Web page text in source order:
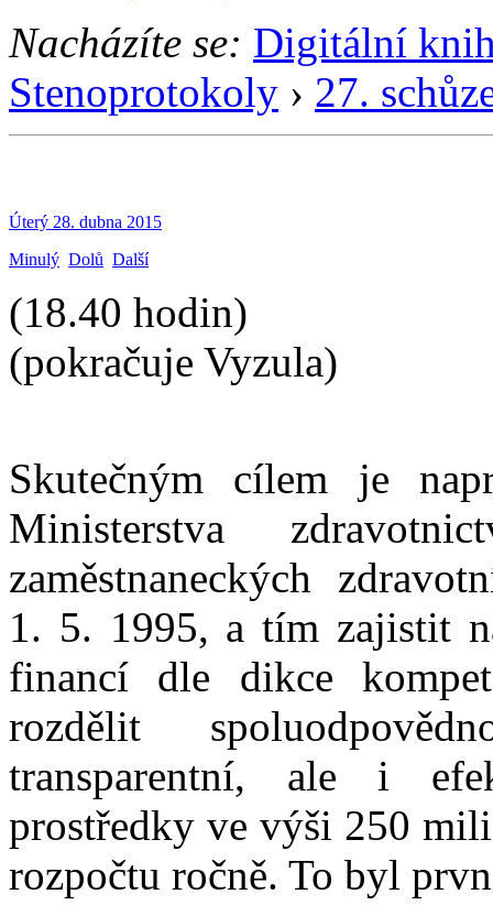
Nacházíte se: Digitální
Stenoprotokoly › 27.
Úterý 28. dubna 2015
Minulý Dolů Další
(18.40 hodin)
(pokračuje Vyzula)
Skutečným cílem je
Ministerstva
zaměstnaneckých
1. 5. 1995, a tím zajistit
financí dle dikce
rozdělit
transparentní, ale i
prostředky ve výši 250
rozpočtu ročně. To byl